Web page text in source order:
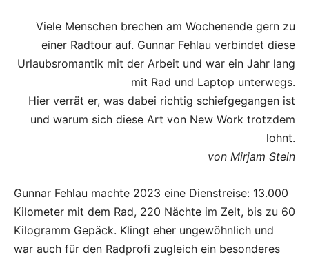
Viele Menschen brechen am Wochenende gern zu
einer Radtour auf. Gunnar Fehlau verbindet diese
Urlaubsromantik mit der Arbeit und war ein Jahr lang
mit Rad und Laptop unterwegs.
Hier verrät er, was dabei richtig schiefgegangen ist
und warum sich diese Art von New Work trotzdem
lohnt.
von Mirjam Stein
Gunnar Fehlau machte 2023 eine Dienstreise: 13.000
Kilometer mit dem Rad, 220 Nächte im Zelt, bis zu 60
Kilogramm Gepäck. Klingt eher ungewöhnlich und
war auch für den Radprofi zugleich ein besonderes